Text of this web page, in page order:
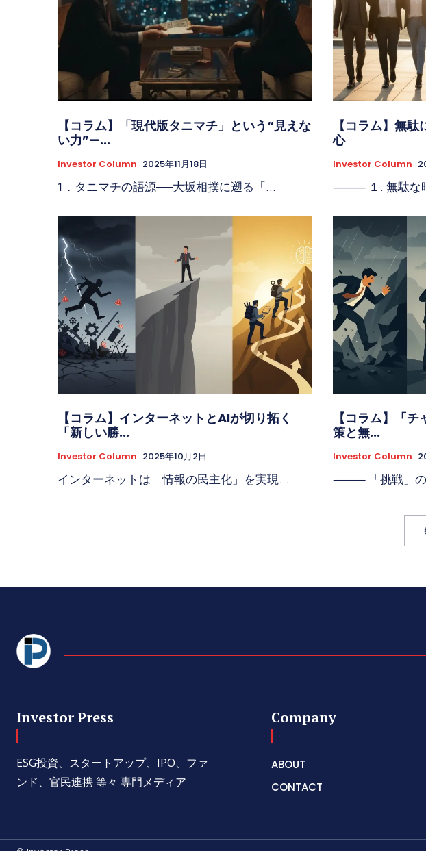
【コラム】「現代版タニマチ」という“見えな
い力”—...
Investor Column 2025年11月18日
1．タニマチの語源──大坂相撲に遡る「...
【コラム】無
心
Investor Column
⸻ １. 無駄
【コラム】インターネットとAIが切り拓く
「新しい勝...
Investor Column 2025年10月2日
インターネットは「情報の民主化」を実現...
【コラム】「
策と無...
Investor Column
⸻ 「挑戦
Investor Press
ESG投資、スタートアップ、IPO、ファ
ンド、官民連携 等々 専門メディア
Company
ABOUT
CONTACT